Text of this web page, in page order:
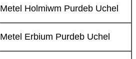
Metel Holmiwm Purdeb Uchel
Metel Erbium Purdeb Uchel